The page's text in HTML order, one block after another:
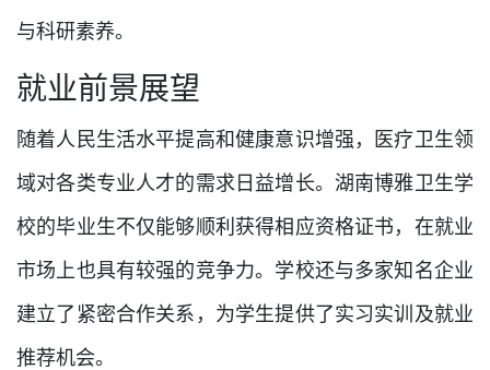
与科研素养。
就业前景展望
随着人民生活水平提高和健康意识增强，医疗卫生领
域对各类专业人才的需求日益增长。湖南博雅卫生学
校的毕业生不仅能够顺利获得相应资格证书，在就业
市场上也具有较强的竞争力。学校还与多家知名企业
建立了紧密合作关系，为学生提供了实习实训及就业
推荐机会。